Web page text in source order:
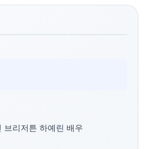
브리저튼 하예린 배우